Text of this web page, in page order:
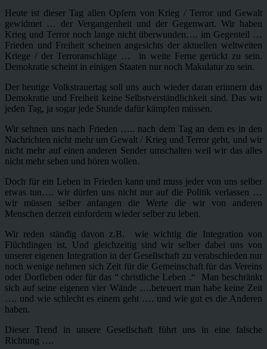
Heute ist dieser Tag allen Opfern von Krieg / Terror und Gewalt
gewidmet … der Vergangenheit und der Gegenwart. Wir haben
Krieg und Terror noch lange nicht überwunden…. im Gegenteil …
Frieden und Freiheit scheinen angesichts der aktuellen weltweiten
Kriege / der Terroranschläge … in weite Ferne gerückt zu sein.
Demokratie scheint in einigen Staaten nur noch Makulatur zu sein.
Der heutige Volkstrauertag soll uns auch wieder daran erinnern das
Demokratie und Freiheit keine Selbstverständlichkeit sind. Das wir
jeden Tag, ja sogar jede Stunde dafür kämpfen müssen.
Wir sehnen uns nach Frieden ….. nach dem Tag an dem es in den
Nachrichten nicht mehr um Gewalt / Krieg und Terror geht, und wir
nicht mehr auf einen anderen Sender umschalten weil wir das alles
nicht mehr sehen und hören wollen.
Doch für ein Leben in Frieden kann und muss jeder von uns selber
etwas tun…. wir dürfen uns nicht nur auf die Politik verlassen …
wir müssen selber anfangen die Werte die wir von anderen
Menschen derzeit einfordern wieder selber zu leben.
Wir reden ständig davon z.B. wie wichtig die Integration von
Flüchtlingen ist. Und gleichzeitig sind wir selber dabei uns von
unserer eigenen Integration in der Gesellschaft zu verabschieden nur
noch wenige nehmen sich Zeit für die Gemeinschaft für das Vereins
oder Dorfleben oder für das “ christliche Leben .“ Man beschränkt
sich auf seine eigenen vier Wände ….beteuert man habe keine Zeit
…. und wie schlecht es einem geht …. und wie gut es die Anderen
haben.
Dieser Trend in unsere Gesellschaft führt uns in eine falsche
Richtung ….